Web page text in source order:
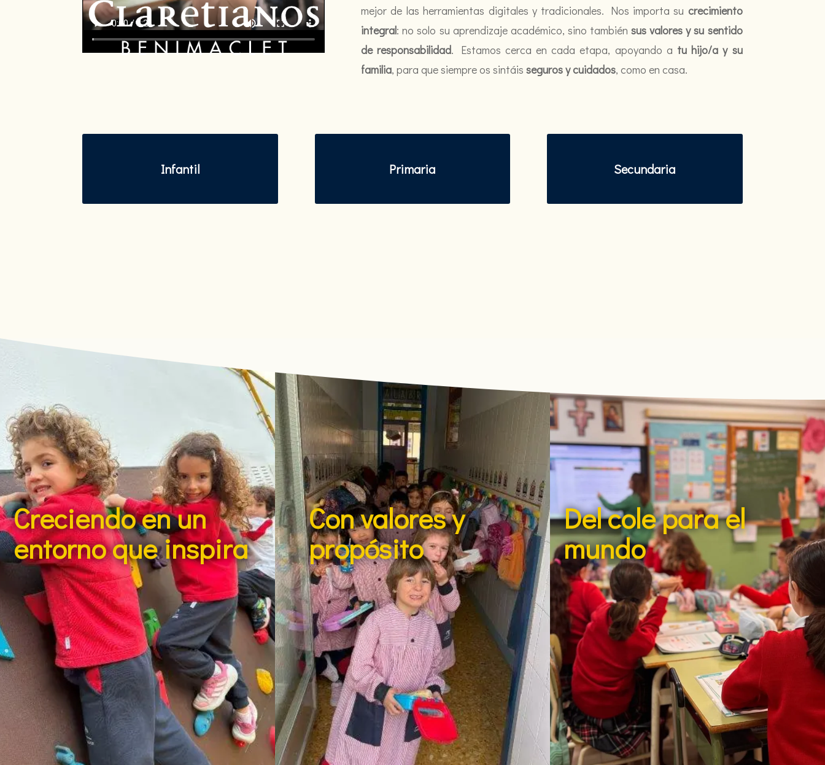
mejor de las herramientas digitales y tradicionales. Nos importa su crecimiento
integral: no solo su aprendizaje académico, sino tambiénsus valores y su sentido
de responsabilidad. Estamos cerca en cada etapa, apoyando a tu hijo/a y su
familia, para que siempre os sintáisseguros y cuidados, como en casa.
Infantil Primaria Secundaria
Creciendo en un
entorno que inspira
En el Colegio Claret, nuestro alumnado encuentra un
espacio seguro y enriquecedor, donde puede
desarrollarse en un ambiente de respeto, diversidad y
apoyo. Sabemos que la educación es una inversión
para toda la vida, y queremos que cada niño/a se
sienta valorado y respaldado en cada etapa de su
crecimiento.
Con valores y
propósito
Más que un colegio, somos una comunidad
que forma personas comprometidas y
resilientes. Nuestro modelo educativo es
exigente y fundamentado en valores sólidos,
ofreciendo al alumnado las herramientas
para enfrentarse a los retos de la vida con
integridad y responsabilidad. Educar es más
que enseñar; es acompañar y guiar.
Del cole para el
mundo
Ser parte del Colegio Claret significa formar parte de
una gran familia con identidad propia, unida y
corresponsable en la educación de los más jóvenes.
Familias, profesorado y alumnado trabajamos juntos
en un proyecto educativo donde cada estudiante
tiene las mismas oportunidades para aprender, soñar
y crecer en comunidad, desde el barrio y para el
mundo.